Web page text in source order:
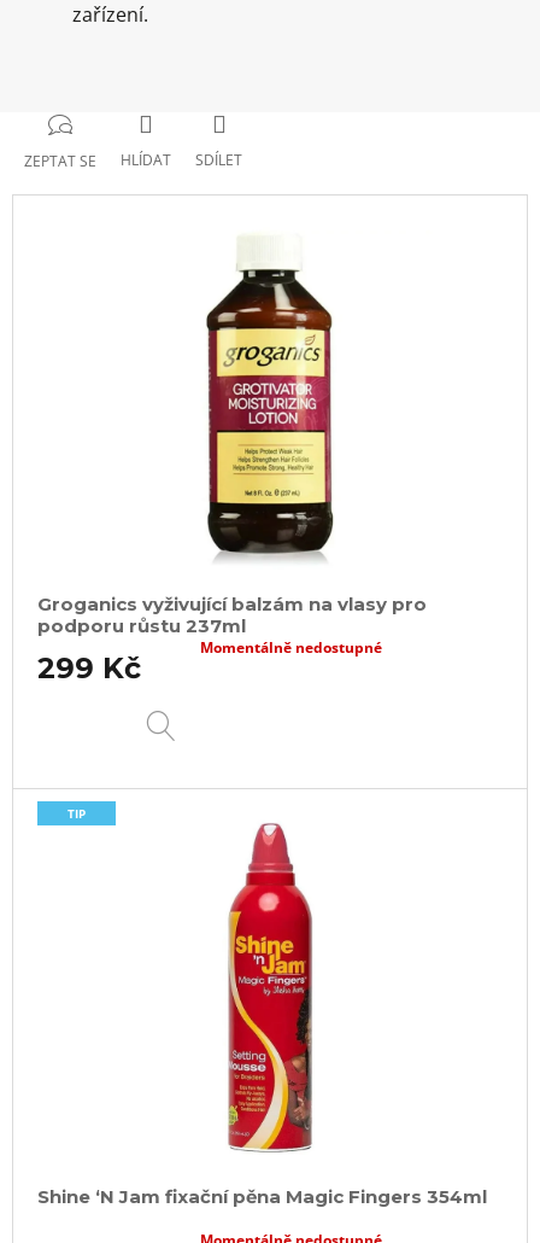
zařízení.
ZEPTAT SE HLÍDAT SDÍLET
Groganics vyživující balzám na vlasy pro
podporu růstu 237ml
299 Kč
Momentálně nedostupné
TIP
Shine ‘N Jam fixační pěna Magic Fingers 354ml